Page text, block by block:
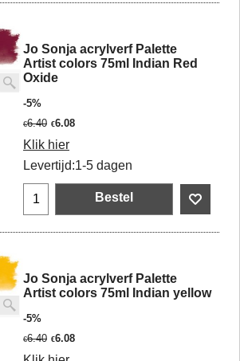
Jo Sonja acrylverf Palette
Artist colors 75ml Indian Red
Oxide
-5%
€6.40 €6.08
Klik hier
Levertijd:1-5 dagen
Bestel
Jo Sonja acrylverf Palette
Artist colors 75ml Indian yellow
-5%
€6.40 €6.08